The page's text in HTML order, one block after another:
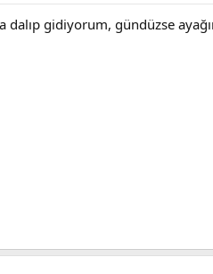
dalıp gidiyorum, gündüzse